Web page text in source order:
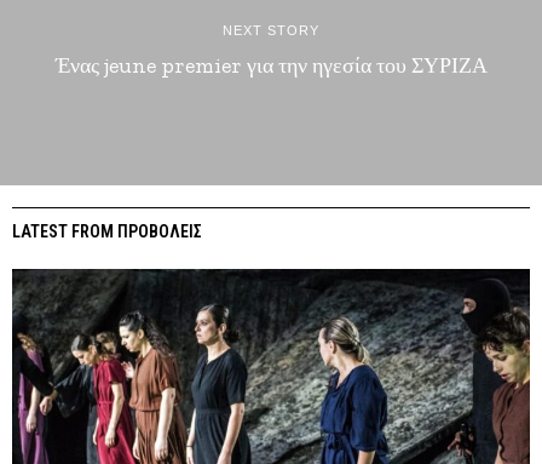
NEXT STORY
Ένας jeune premier για την ηγεσία του ΣΥΡΙΖΑ
LATEST FROM ΠΡΟΒΟΛΕΙΣ